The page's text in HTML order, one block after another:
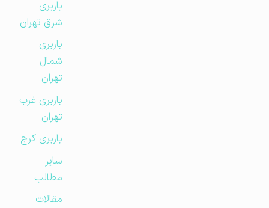
باربری
شرق تهران
باربری
شمال
تهران
باربری غرب
تهران
باربری کرج
مطالب
مقالات